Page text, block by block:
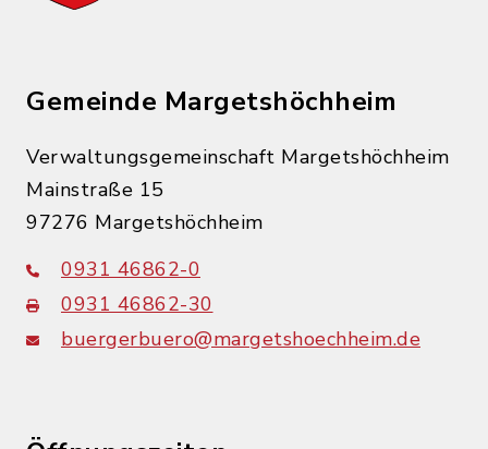
Gemeinde Margetshöchheim
Verwaltungsgemeinschaft Margetshöchheim
Mainstraße 15
97276 Margetshöchheim
0931 46862-0
0931 46862-30
buergerbuero@margetshoechheim.de